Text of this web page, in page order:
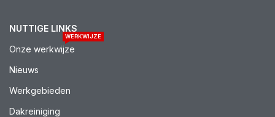
NUTTIGE LINKS
Onze werkwijze
WERKWIJZE
Nieuws
Werkgebieden
Dakreiniging